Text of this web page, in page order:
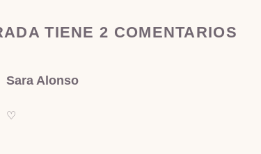
TIENE 2 COMENTARIOS
Sara Alonso
♡